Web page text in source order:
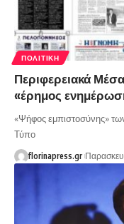
ΠΟΛΙΤΙΚΉ
Περιφερειακά
«έρημος
«Ψήφος εμπιστοσύνης»
Τύπο
florinapress.gr